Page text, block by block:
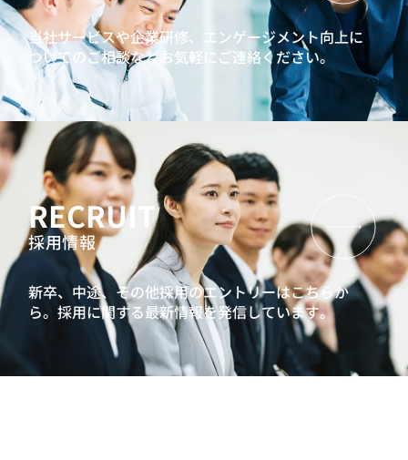
当社サービスや企業研修、エンゲージメント向上に
ついてのご相談などお気軽にご連絡ください。
RECRUIT
採用情報
新卒、中途、その他採用のエントリーはこちらか
ら。採用に関する最新情報を発信しています。